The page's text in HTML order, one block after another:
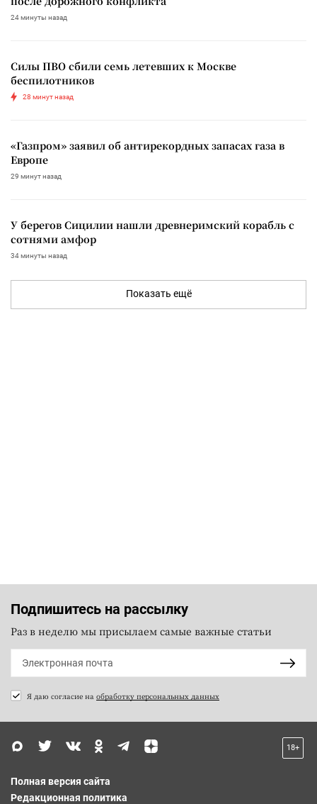
24 минуты назад
Силы ПВО сбили семь летевших к Москве
беспилотников
28 минут назад
«Газпром» заявил об антирекордных запасах газа в
Европе
29 минут назад
У берегов Сицилии нашли древнеримский корабль с
сотнями амфор
34 минуты назад
Показать ещё
Подпишитесь на рассылку
Раз в неделю мы присылаем самые важные статьи
Я даю согласие на обработку персональных данных
18+
Полная версия сайта
Редакционная политика